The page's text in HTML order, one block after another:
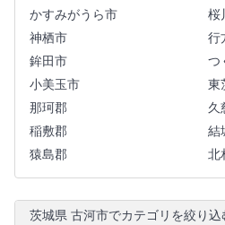
かすみがうら市
桜
神栖市
行
鉾田市
つ
小美玉市
東
那珂郡
久
稲敷郡
結
猿島郡
北
茨城県 古河市でカテゴリを絞り込